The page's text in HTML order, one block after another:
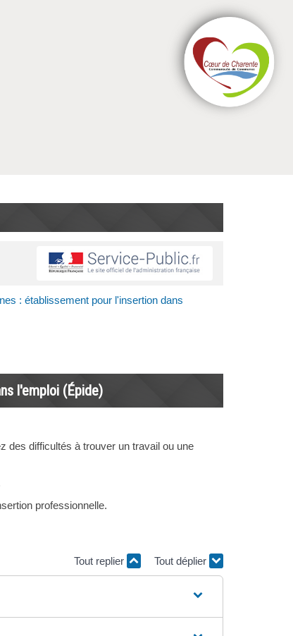
: établissement pour l'insertion dans
l'emploi (Épide)
des difficultés à trouver un travail ou une
professionnelle.
Tout replier Tout déplier